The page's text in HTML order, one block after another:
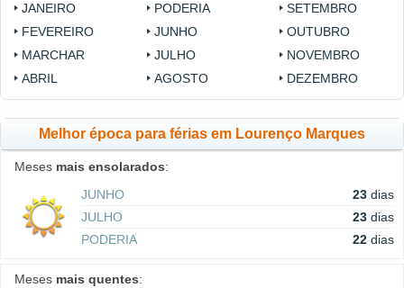
JANEIRO
FEVEREIRO
MARCHAR
ABRIL
PODERIA
JUNHO
JULHO
AGOSTO
SETEMBRO
OUTUBRO
NOVEMBRO
DEZEMBRO
Melhor época para férias em Lourenço Marques
Meses mais ensolarados:
JUNHO
23 dias
JULHO
23 dias
PODERIA
22 dias
Meses mais quentes: